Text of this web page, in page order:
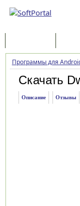
Программы для
Скачать
Описание Отзывы